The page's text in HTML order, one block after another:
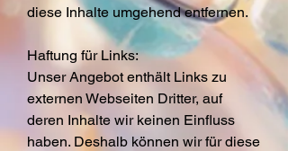
diese Inhalte umgehend entfernen.
Haftung für Links:
Unser Angebot enthält Links zu
externen Webseiten Dritter, auf
deren Inhalte wir keinen Einfluss
haben. Deshalb können wir für diese